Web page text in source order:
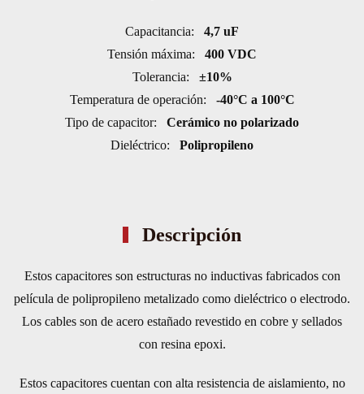
cantidad
Capacitancia: 4,7 uF
Tensión máxima:
400 VDC
Tolerancia:
±10%
Temperatura de operación:
-40°C a 100°C
Tipo de capacitor:
Cerámico no polarizado
Dieléctrico:
Polipropileno
Descripción
Estos capacitores son estructuras no inductivas fabricados con
película de polipropileno metalizado como dieléctrico o electrodo.
Los cables son de acero estañado revestido en cobre y sellados
con resina epoxi.
Estos capacitores cuentan con alta resistencia de aislamiento, no